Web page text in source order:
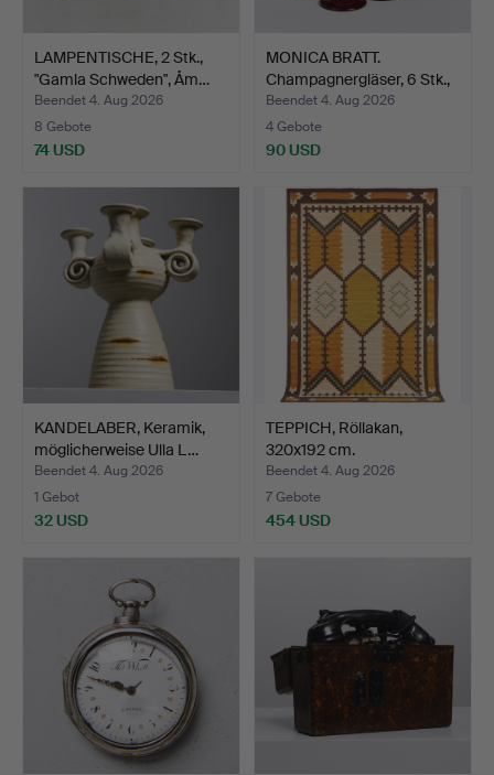
LAMPENTISCHE, 2 Stk.,
"Gamla Schweden", Åm…
Beendet 4. Aug 2026
8 Gebote
74 USD
MONICA BRATT.
Champagnergläser, 6 Stk.,
Mi…
Beendet 4. Aug 2026
4 Gebote
90 USD
KANDELABER, Keramik,
möglicherweise Ulla L…
Beendet 4. Aug 2026
1 Gebot
32 USD
TEPPICH, Röllakan,
320x192 cm.
Beendet 4. Aug 2026
7 Gebote
454 USD